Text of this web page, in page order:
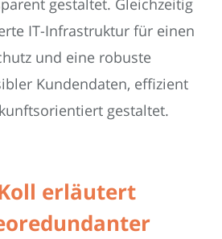
gestaltet. Gleichzeitig
IT-Infrastruktur für einen
und eine robuste
Kundendaten, effizient
gestaltet.
erläutert